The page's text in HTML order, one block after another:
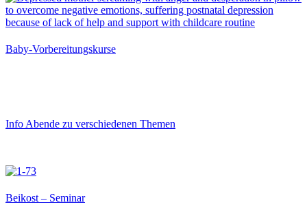
Baby-Vorbereitungskurse
Info Abende zu verschiedenen Themen
Beikost – Seminar